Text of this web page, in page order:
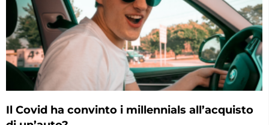
Il Covid ha convinto i millennials all’acquisto